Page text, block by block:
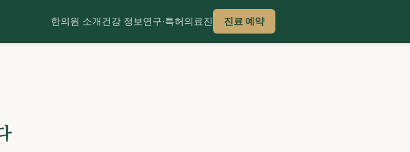
한의원 소개건강 정보연구·특허의료진 진료 예약